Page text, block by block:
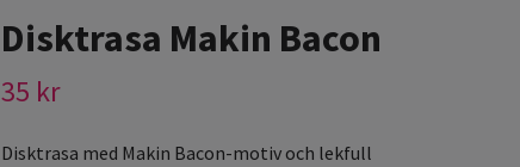
Disktrasa Makin Bacon
35 kr
Disktrasa med Makin Bacon-motiv och lekfull